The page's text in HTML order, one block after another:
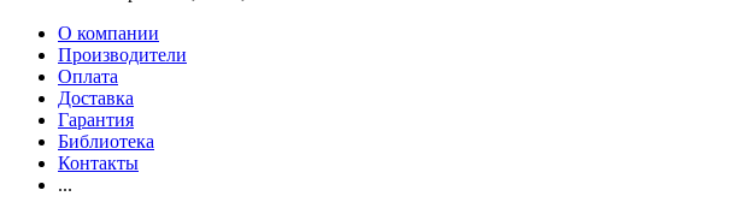
О компании
Производители
Оплата
Доставка
Гарантия
Библиотека
Контакты
...